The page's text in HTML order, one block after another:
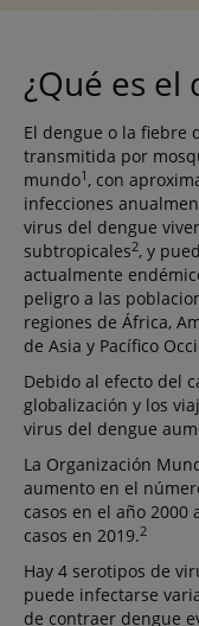
¿Qué es el
El dengue o la fiebre
transmitida por
mundo1 , con
infecciones
virus del dengue
subtropicales2, y
actualmente
peligro a las
regiones de África,
de Asia y Pacífico
Debido al efecto del
globalización y los
virus del dengue
La Organización
aumento en el
casos en el año
casos en 2019.2
Hay 4 serotipos de
puede infectarse
de contraer dengue